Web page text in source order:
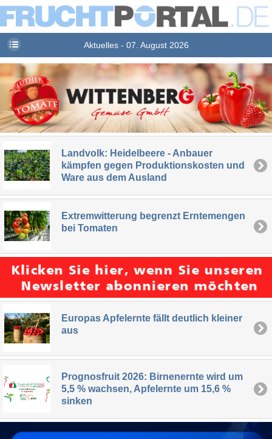
Aktuelles - 07. August 2026
Landvolk: Heidelbeere - Anbauer
kämpfen gegen Produktionskosten und
Ware aus dem Ausland
Extremwitterung begrenzt Erntemengen
bei Tomaten
Europas Apfelernte fällt deutlich kleiner
aus
Prognosfruit 2026: Birnenernte wird um
5,5 % wachsen, Apfelernte um 15,6 %
sinken